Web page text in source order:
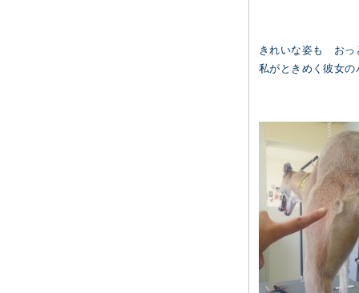
きれいな姿も おっ
私がときめく彼女の